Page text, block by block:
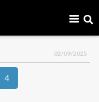
02/09/2025
4